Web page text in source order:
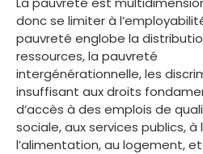
donc se limiter à
pauvreté englobe la
ressources, la pauvreté
intergénérationnelle, les
insuffisant aux droits
d’accès à des emplois de
sociale, aux services publics, à
l’alimentation, au logement,